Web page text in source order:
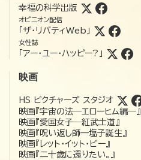
幸福の科学出版
オピニオン配信
「ザ・リバティWeb」
女性誌
「アー・ユー・ハッピー?」
映画
HS ピクチャーズ スタジオ
映画『宇宙の法―エローヒム編―』
映画『愛国女子―紅武士道』
映画『呪い返し師—塩子誕生』
映画『レット・イット・ビー』
映画『二十歳に還りたい。』